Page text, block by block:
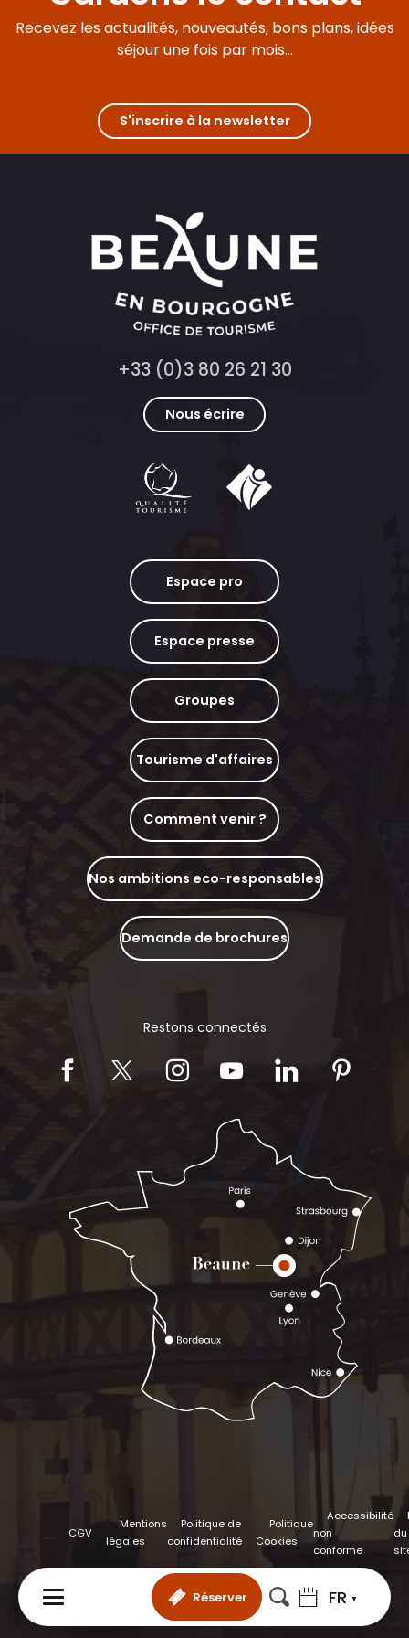
Réserver FR
Recevez les actualités, nouveautés, bons plans, idées
séjour une fois par mois...
S'inscrire à la newsletter
+33 (0)3 80 26 21 30
Nous écrire
Espace pro
Espace presse
Groupes
Tourisme d'affaires
Comment venir ?
Nos ambitions eco-responsables
Demande de brochures
Restons connectés
CGV
Mentions
légales
Politique de
confidentialité
Politique
Cookies
Accessibilité
non
conforme
du